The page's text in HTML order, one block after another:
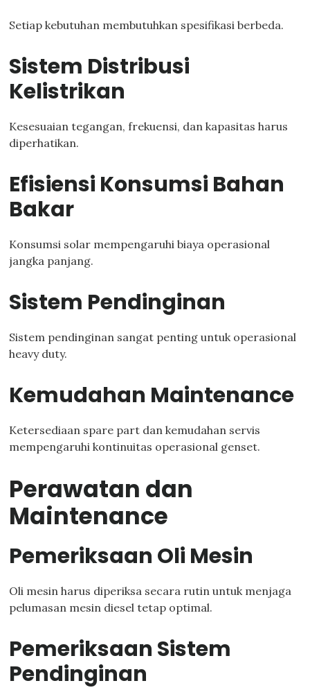
Setiap kebutuhan membutuhkan spesifikasi berbeda.
Sistem Distribusi
Kelistrikan
Kesesuaian tegangan, frekuensi, dan kapasitas harus
diperhatikan.
Efisiensi Konsumsi Bahan
Bakar
Konsumsi solar mempengaruhi biaya operasional
jangka panjang.
Sistem Pendinginan
Sistem pendinginan sangat penting untuk operasional
heavy duty.
Kemudahan Maintenance
Ketersediaan spare part dan kemudahan servis
mempengaruhi kontinuitas operasional genset.
Perawatan dan
Maintenance
Pemeriksaan Oli Mesin
Oli mesin harus diperiksa secara rutin untuk menjaga
pelumasan mesin diesel tetap optimal.
Pemeriksaan Sistem
Pendinginan